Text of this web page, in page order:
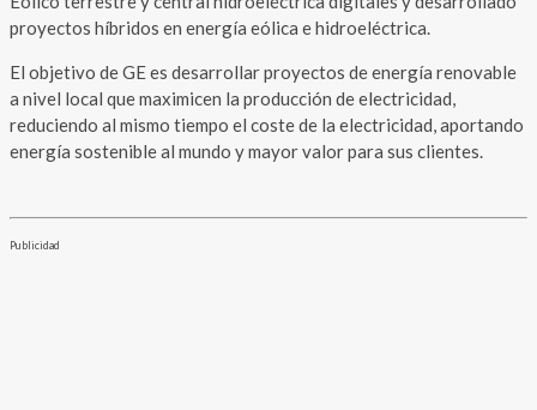
proyectos híbridos en energía eólica e hidroeléctrica.
El objetivo de GE es desarrollar proyectos de energía renovable
a nivel local que maximicen la producción de electricidad,
reduciendo al mismo tiempo el coste de la electricidad, aportando
energía sostenible al mundo y mayor valor para sus clientes.
Publicidad